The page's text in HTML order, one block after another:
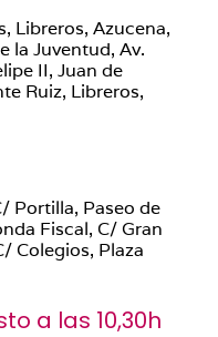
Libreros, Azucena,
la Juventud, Av.
II, Juan de
Ruiz, Libreros,
Portilla, Paseo de
Fiscal, C/ Gran
Colegios, Plaza
a las 10,30h